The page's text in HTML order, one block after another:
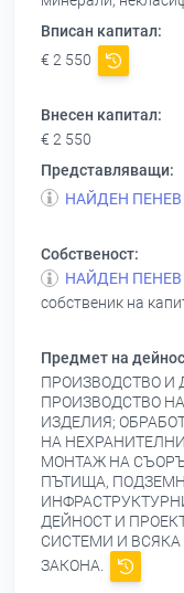
Вписан капитал:
€ 2 550
Внесен капитал:
€ 2 550
Представляващи:
НАЙДЕН
Собственост:
НАЙДЕН
собственик на
Предмет на
ПРОИЗВОДСТВО И
ПРОИЗВОДСТВО
ИЗДЕЛИЯ;
НА
МОНТАЖ НА
ПЪТИЩА,
ДЕЙНОСТ И
СИСТЕМИ И ВСЯКА
ЗАКОНА.